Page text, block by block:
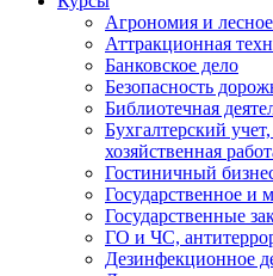
Агрономия и лесное
Аттракционная
Банковское дело
Безопасность
Библиотечная
Бухгалтерский
хозяйственная
Гостиничный
Государственное и
Государственные
ГО и ЧС,
Дезинфекционное